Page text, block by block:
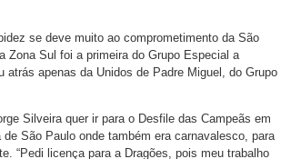
se deve muito ao comprometimento da São
Zona Sul foi a primeira do Grupo Especial a
apenas da Unidos de Padre Miguel, do Grupo
Silveira quer ir para o Desfile das Campeãs em
São Paulo onde também era carnavalesco, para
“Pedi licença para a Dragões, pois meu trabalho